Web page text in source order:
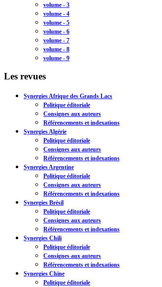
volume - 3
volume - 4
volume - 5
volume - 6
volume - 7
volume - 8
volume - 9
Les revues
Synergies Afrique des Grands Lacs
Politique éditoriale
Consignes aux auteurs
Référencements et indexations
Synergies Algérie
Politique éditoriale
Consignes aux auteurs
Référencements et indexations
Synergies Argentine
Politique éditoriale
Consignes aux auteurs
Référencements et indexations
Synergies Brésil
Politique éditoriale
Consignes aux auteurs
Référencements et indexations
Synergies Chili
Politique éditoriale
Consignes aux auteurs
Référencements et indexations
Synergies Chine
Politique éditoriale